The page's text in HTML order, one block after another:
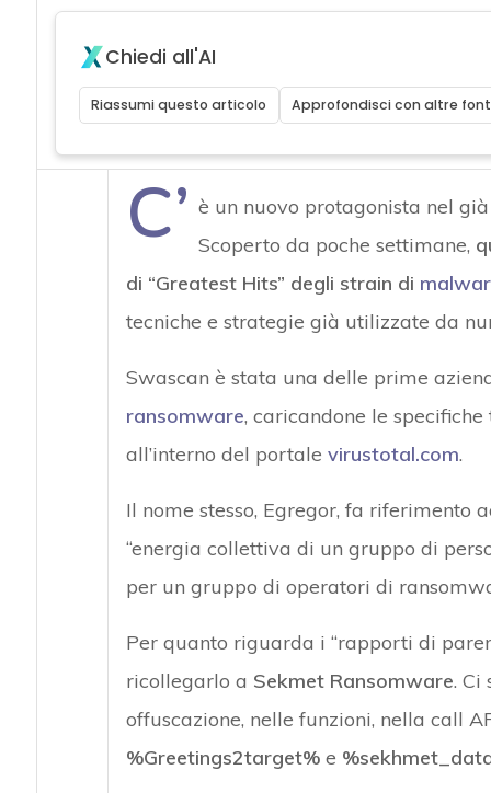
Chiedi all'AI
Riassumi questo articolo Approfondisci con altre
C’ è un nuovo protagonista nel
Scoperto da poche settimane,
di “Greatest Hits” degli strain di
tecniche e strategie già utilizzate da
Swascan è stata una delle prime
ransomware, caricandone le
all’interno del portale virustotal.com.
Il nome stesso, Egregor, fa riferimento
“energia collettiva di un gruppo di
per un gruppo di operatori di
Per quanto riguarda i “rapporti di
ricollegarlo a Sekmet Ransomware. Ci
offuscazione, nelle funzioni, nella call
%Greetings2target%e
Attacchi